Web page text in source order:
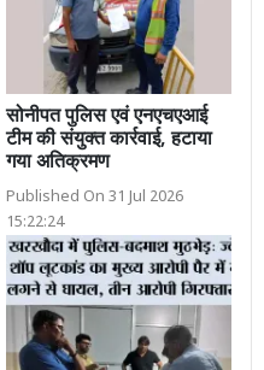
सोनीपत पुलिस एवं एनएचएआई
टीम की संयुक्त कार्रवाई, हटाया
गया अतिक्रमण
Published On 31 Jul 2026
15:22:24